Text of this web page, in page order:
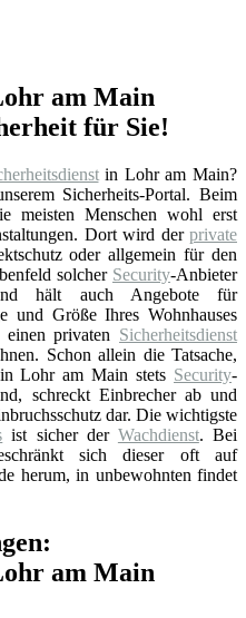
am Main
für Sie!
in Lohr am Main?
Sicherheits-Portal. Beim
meisten Menschen wohl erst
Dort wird der private
oder allgemein für den
solcher Security-Anbieter
hält auch Angebote für
und Größe Ihres Wohnhauses
einen privaten Sicherheitsdienst
Schon allein die Tatsache,
Lohr am Main stets Security-
schreckt Einbrecher ab und
dar. Die wichtigste
ist sicher der Wachdienst. Bei
sich dieser oft auf
herum, in unbewohnten findet
am Main